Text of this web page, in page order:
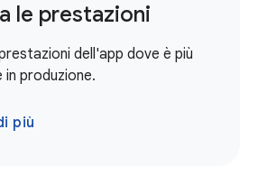
le prestazioni
dell'app dove è più
produzione.
più